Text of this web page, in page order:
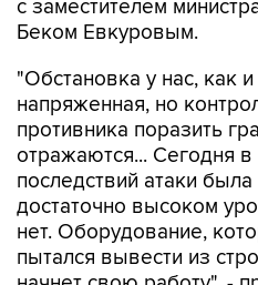
"Обстановка у нас, как и
противника поразить
отражаются... Сегодня
последствий атаки
достаточно высоком
нет. Оборудование,
пытался вывести из
начнет свою работу", -
сообщении слова